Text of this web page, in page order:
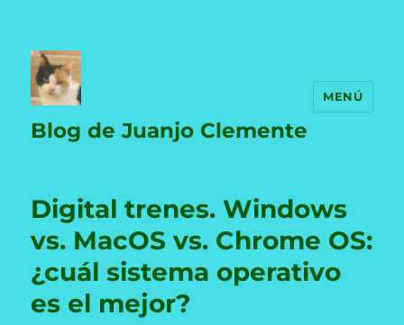
Blog de Juanjo Clemente
MENÚ
Digital trenes. Windows
vs. MacOS vs. Chrome OS:
¿cuál sistema operativo
es el mejor?